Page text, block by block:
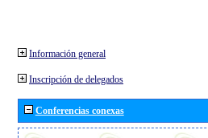
Información general
Inscripción de delegados
Conferencias conexas